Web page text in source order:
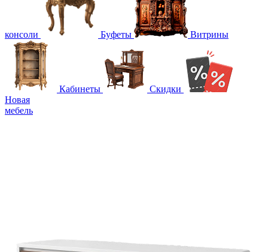
консоли Буфеты Витрины
Кабинеты
Скидки
Новая
мебель